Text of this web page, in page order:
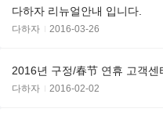
다하자 리뉴얼안내 입니다.
다하자 2016-03-26
2016년 구정/春节 연휴 고객센
다하자 2016-02-02